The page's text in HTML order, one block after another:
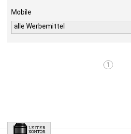
Mobile
alle Werbemittel
1